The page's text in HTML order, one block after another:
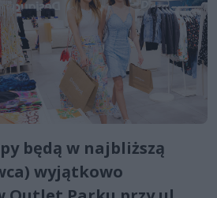
będą w najbliższą
wyjątkowo